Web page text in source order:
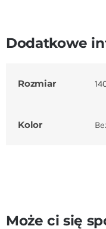
Dodatkowe
Rozmiar
Kolor
Może ci się